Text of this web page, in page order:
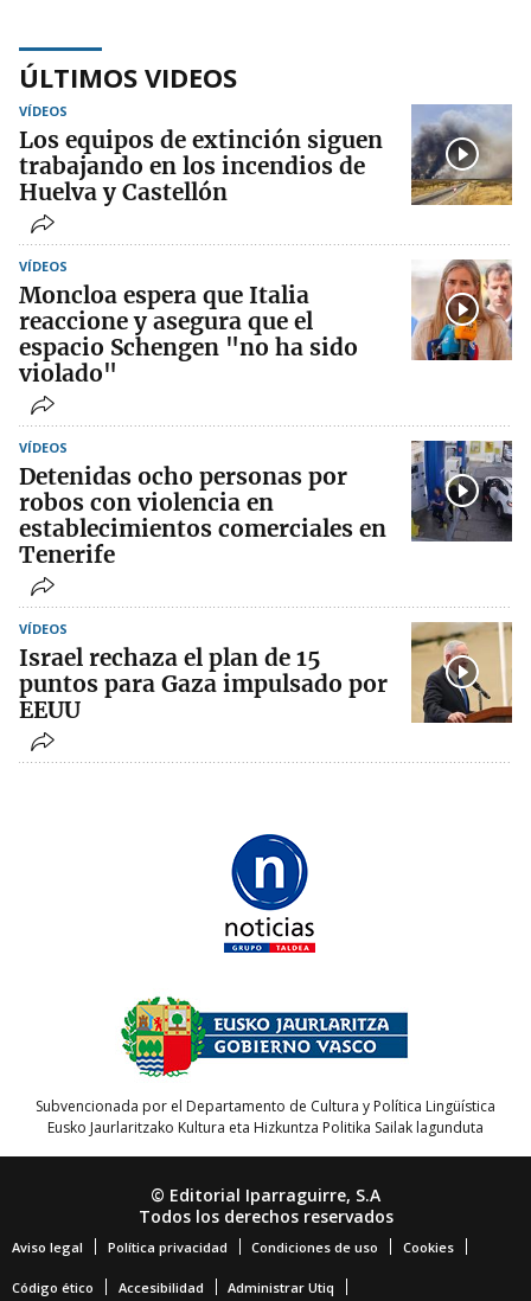
ÚLTIMOS VIDEOS
VÍDEOS
Los equipos de extinción siguen
trabajando en los incendios de
Huelva y Castellón
VÍDEOS
Moncloa espera que Italia
reaccione y asegura que el
espacio Schengen "no ha sido
violado"
VÍDEOS
Detenidas ocho personas por
robos con violencia en
establecimientos comerciales en
Tenerife
VÍDEOS
Israel rechaza el plan de 15
puntos para Gaza impulsado por
EEUU
Subvencionada por el Departamento de Cultura y Política Lingüística
Eusko Jaurlaritzako Kultura eta Hizkuntza Politika Sailak lagunduta
© Editorial Iparraguirre, S.A
Todos los derechos reservados
Aviso legal Política privacidad Condiciones de uso Cookies
Código ético Accesibilidad Administrar Utiq